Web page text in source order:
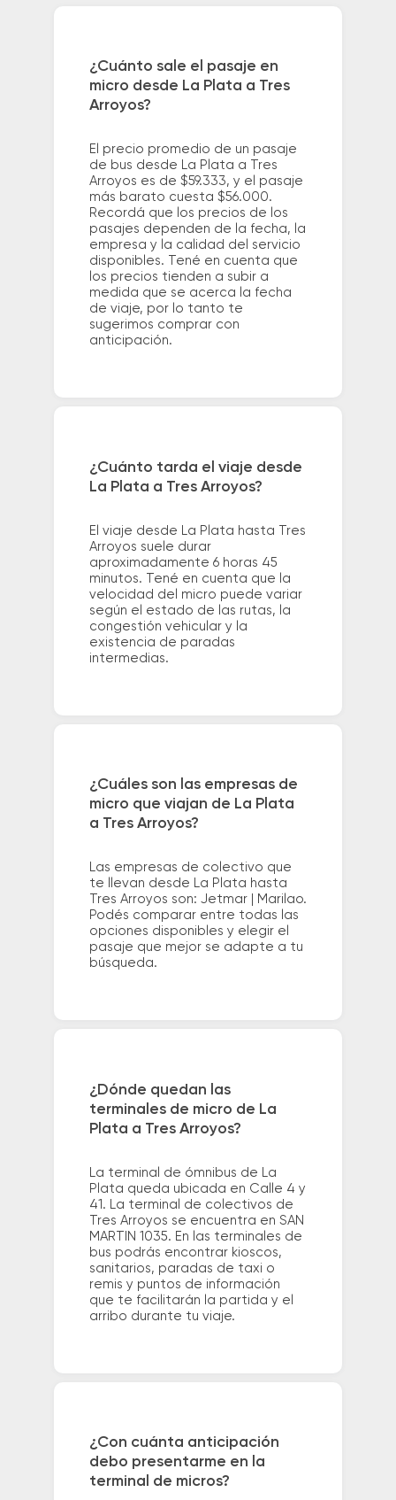
¿Cuánto sale el pasaje en
micro desde La Plata a Tres
Arroyos?
El precio promedio de un pasaje
de bus desde La Plata a Tres
Arroyos es de $59.333, y el pasaje
más barato cuesta $56.000.
Recordá que los precios de los
pasajes dependen de la fecha, la
empresa y la calidad del servicio
disponibles. Tené en cuenta que
los precios tienden a subir a
medida que se acerca la fecha
de viaje, por lo tanto te
sugerimos comprar con
anticipación.
¿Cuánto tarda el viaje desde
La Plata a Tres Arroyos?
El viaje desde La Plata hasta Tres
Arroyos suele durar
aproximadamente 6 horas 45
minutos. Tené en cuenta que la
velocidad del micro puede variar
según el estado de las rutas, la
congestión vehicular y la
existencia de paradas
intermedias.
¿Cuáles son las empresas de
micro que viajan de La Plata
a Tres Arroyos?
Las empresas de colectivo que
te llevan desde La Plata hasta
Tres Arroyos son: Jetmar | Marilao.
Podés comparar entre todas las
opciones disponibles y elegir el
pasaje que mejor se adapte a tu
búsqueda.
¿Dónde quedan las
terminales de micro de La
Plata a Tres Arroyos?
La terminal de ómnibus de La
Plata queda ubicada en Calle 4 y
41. La terminal de colectivos de
Tres Arroyos se encuentra en SAN
MARTIN 1035. En las terminales de
bus podrás encontrar kioscos,
sanitarios, paradas de taxi o
remis y puntos de información
que te facilitarán la partida y el
arribo durante tu viaje.
¿Con cuánta anticipación
debo presentarme en la
terminal de micros?